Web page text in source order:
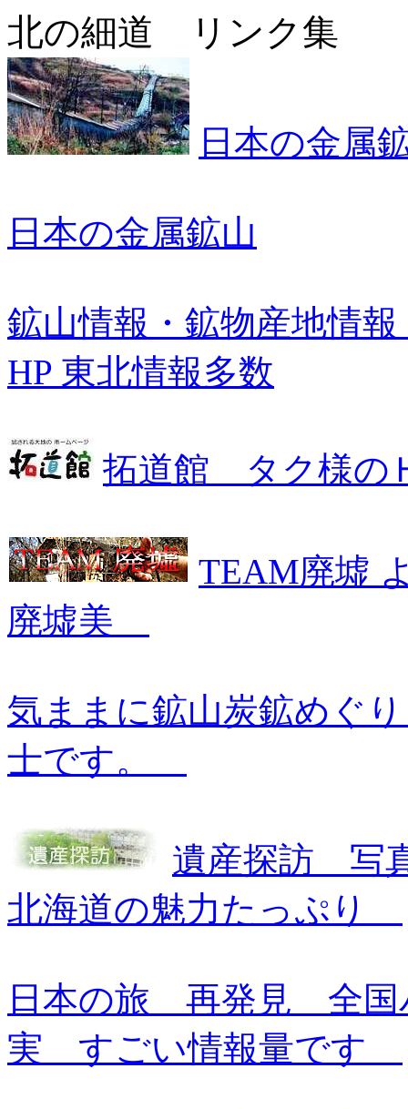
北の細道 リンク集
日本の金属
日本の金属鉱山
鉱山情報・鉱物産地情
HP 東北情報多数
拓道館 タク様
TEAM廃墟
廃墟美
気ままに鉱山炭鉱め
士です。
遺産探訪 写
北海道の魅力たっぷり
日本の旅 再発見 全国
実 すごい情報量です